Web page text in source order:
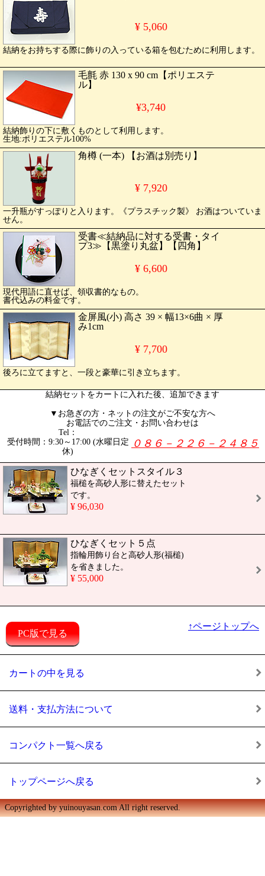
¥ 5,060
結納をお持ちする際に飾りの入っている箱を包むために利用します。
毛氈 赤 130 x 90 cm【ポリエステ
ル】
¥3,740
結納飾りの下に敷くものとして利用します。
生地:ポリエステル100%
角樽 (一本) 【お酒は別売り】
¥ 7,920
一升瓶がすっぽりと入ります。《プラスチック製》 お酒はついていま
せん。
受書≪結納品に対する受書・タイ
プ3≫【黒塗り丸盆】【四角】
¥ 6,600
現代用語に直せば、領収書的なもの。
書代込みの料金です。
金屏風(小) 高さ 39 × 幅13×6曲 × 厚
み1cm
¥ 7,700
後ろに立てますと、一段と豪華に引き立ちます。
結納セットをカートに入れた後、追加できます
▼お急ぎの方・ネットの注文がご不安な方へ
お電話でのご注文・お問い合わせは
Tel：
０８６－２２６－２４８５
受付時間：9:30～17:00 (水曜日定
休)
ひなぎくセットスタイル３
福槌を高砂人形に替えたセット
です。
¥ 96,030
ひなぎくセット５点
指輪用飾り台と高砂人形(福槌)
を省きました。
¥ 55,000
PC版で見る
↑ページトップへ
カートの中を見る
送料・支払方法について
コンパクト一覧へ戻る
トップページへ戻る
Copyrighted by yuinouyasan.com All right reserved.